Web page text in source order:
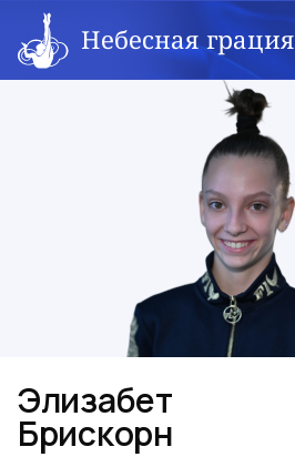
Небесная грация
Элизабет
Брискорн